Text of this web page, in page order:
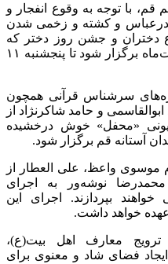
قم، با توجه به وقوع انفجار و
و کشته و زخمی شدن
دختران و جشن روز دختر که
قرار بود در روز دوشنبه ۸ اردیبهشت‌ماه برگزار شود تا پنجشنبه ۱۱
سرشناس قرآنی همچون
و حامد شاکرنژاد از
«محفل» خوش درخشیده
موسوی واعظ، علی العطار از
محمدرضا نوشه‌ور به اجرای
بپردازند. اجرای این
خواهد داشت.
معارف اهل بیت(ع)،
فضای شاد و معنوی برای